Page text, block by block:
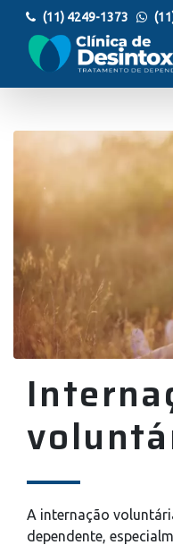
(11) 4249-1373
A internação
dependente,